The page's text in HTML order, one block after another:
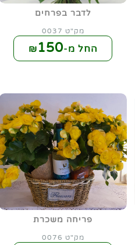
לדבר בפרחים
מק"ט 0037
החל מ-₪150
פריחה משכרת
מק"ט 0076